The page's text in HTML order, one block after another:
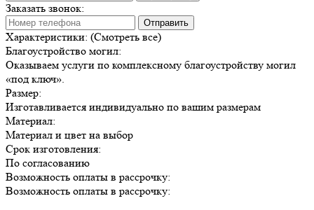
Заказать звонок:
Отправить
Характеристики: (Смотреть все)
Благоустройство могил:
Оказываем услуги по комплексному благоустройству могил
«под ключ».
Размер:
Изготавливается индивидуально по вашим размерам
Материал:
Материал и цвет на выбор
Срок изготовления:
По согласованию
Возможность оплаты в рассрочку:
Возможность оплаты в рассрочку: